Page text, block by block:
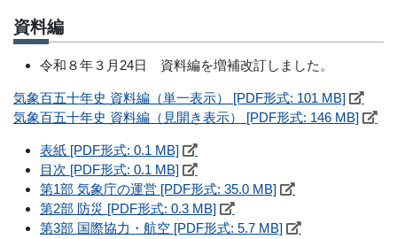
資料編
令和８年３月24日 資料編を増補改訂しました。
気象百五十年史 資料編（単一表示） [PDF形式: 101 MB]
気象百五十年史 資料編（見開き表示） [PDF形式: 146 MB]
表紙 [PDF形式: 0.1 MB]
目次 [PDF形式: 0.1 MB]
第1部 気象庁の運営 [PDF形式: 35.0 MB]
第2部 防災 [PDF形式: 0.3 MB]
第3部 国際協力・航空 [PDF形式: 5.7 MB]